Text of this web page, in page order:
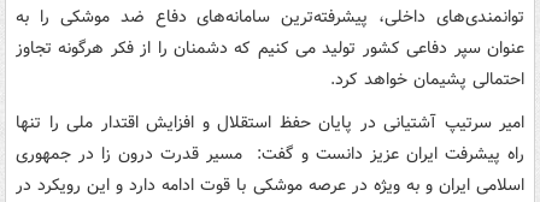
توانمندی‌های داخلی، پیشرفته‌ترین سامانه‌های دفاع ضد موشکی را به
عنوان سپر دفاعی کشور تولید می کنیم که دشمنان را از فکر هرگونه تجاوز
احتمالی پشیمان خواهد کرد.
امیر سرتیپ آشتیانی در پایان حفظ استقلال و افزایش اقتدار ملی را تنها
راه پیشرفت ایران عزیز دانست و گفت: مسیر قدرت درون زا در جمهوری
اسلامی ایران و به ویژه در عرصه موشکی با قوت ادامه دارد و این رویکرد در